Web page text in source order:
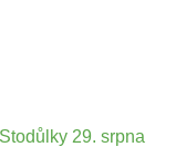
29. srpna